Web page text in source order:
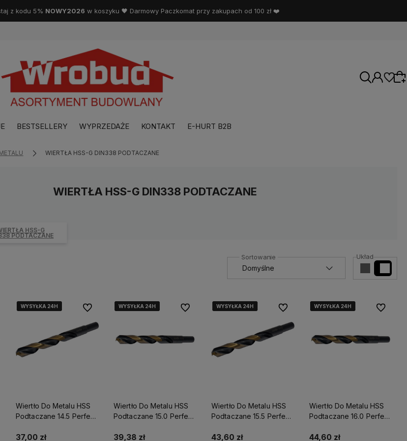
z kodu 5% NOWY2026 w koszyku 🖤 Darmowy Paczkomat przy zakupach od 100 zł ❤️
BESTSELLERY WYPRZEDAŻE KONTAKT E-HURT B2B
WIERTŁA HSS-G DIN338 PODTACZANE
WIERTŁA HSS-G DIN338 PODTACZANE
HSS-G
PODTACZANE
Układ
WYSYŁKA 24H
WYSYŁKA 24H
WYSYŁKA 24H
Wiertło Do Metalu HSS
Podtaczane 14.5 Perfect
37,00 zł
Do ulubionychWYSYŁKA 24H
WYSYŁKA 24H
WYSYŁKA 24H
Wiertło Do Metalu HSS
Podtaczane 15.0 Perfect
39,38 zł
Do ulubionychWYSYŁKA 24H
WYSYŁKA 24H
WYSYŁKA 24H
Wiertło Do Metalu HSS
Podtaczane 15.5 Perfect
43,60 zł
Do ulubionychWYSYŁKA 24H
WYSYŁKA 24H
WYSYŁKA 24H
Wiertło Do Metalu HSS
Podtaczane 16.0 Perfect
44,60 zł
Do